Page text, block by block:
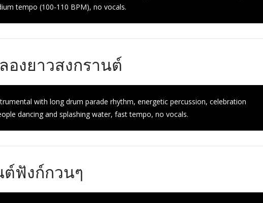
tempo (100-110 BPM), no vocals.
องยาวสงกรานต์
with long drum parade rhythm, energetic percussion, celebration
dancing and splashing water, fast tempo, no vocals.
ต์ฟังก์กวนๆ